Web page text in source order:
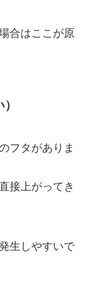
合はここが原
フタがありま
接上がってき
生しやすいで